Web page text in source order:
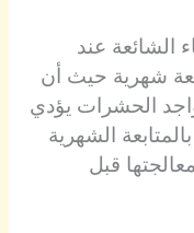
الشائعة عند
شهرية حيث أن
الحشرات يؤدي
الشهرية
قبل